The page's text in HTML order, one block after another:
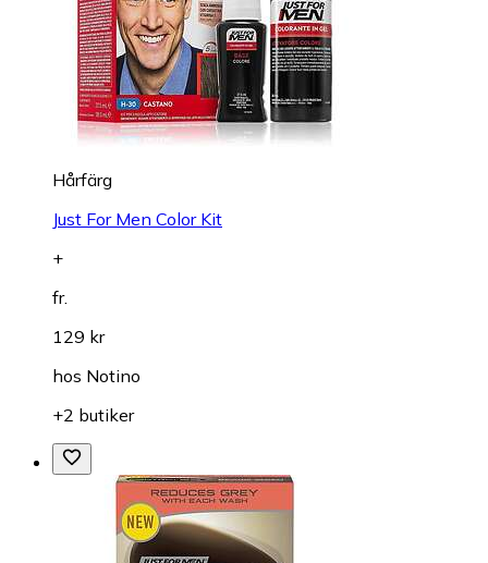
Hårfärg
Just For Men Color Kit
+
fr.
129 kr
hos Notino
+2 butiker